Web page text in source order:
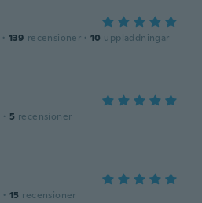
· 139 recensioner · 10 uppladdningar
· 5 recensioner
· 15 recensioner